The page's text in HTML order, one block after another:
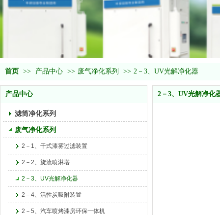
首页 >> 产品中心 >> 废气净化系列 >> 2－3、UV光解净化器
产品中心
滤筒净化系列
废气净化系列
2－1、干式漆雾过滤装置
2－2、旋流喷淋塔
2－3、UV光解净化器
2－4、活性炭吸附装置
2－5、汽车喷烤漆房环保一体机
2－3、UV光解净化